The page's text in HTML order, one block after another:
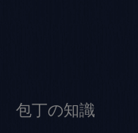
包丁の知識